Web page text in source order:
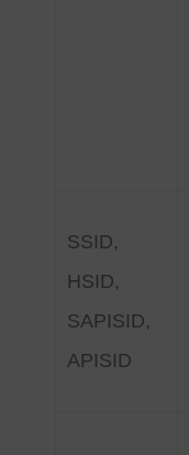
SSID,
HSID,
SAPISID,
APISID